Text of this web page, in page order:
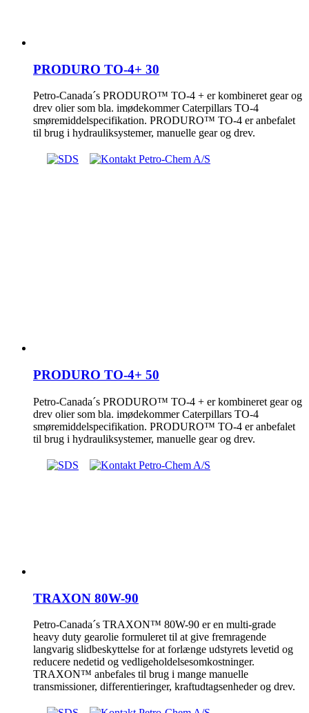
PRODURO TO-4+ 30
Petro-Canada´s PRODURO™ TO-4 + er kombineret gear og
drev olier som bla. imødekommer Caterpillars TO-4
smøremiddelspecifikation. PRODURO™ TO-4 er anbefalet
til brug i hydrauliksystemer, manuelle gear og drev.
PRODURO TO-4+ 50
Petro-Canada´s PRODURO™ TO-4 + er kombineret gear og
drev olier som bla. imødekommer Caterpillars TO-4
smøremiddelspecifikation. PRODURO™ TO-4 er anbefalet
til brug i hydrauliksystemer, manuelle gear og drev.
TRAXON 80W-90
Petro-Canada´s TRAXON™ 80W-90 er en multi-grade
heavy duty gearolie formuleret til at give fremragende
langvarig slidbeskyttelse for at forlænge udstyrets levetid og
reducere nedetid og vedligeholdelsesomkostninger.
TRAXON™ anbefales til brug i mange manuelle
transmissioner, differentieringer, kraftudtagsenheder og drev.